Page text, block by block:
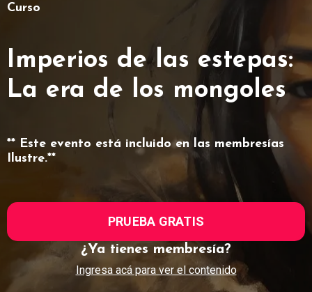
Curso
Imperios de las estepas:
La era de los mongoles
** Este evento está incluido en las membresías
Ilustre.**
PRUEBA GRATIS
¿Ya tienes membresía?
Ingresa acá para ver el contenido